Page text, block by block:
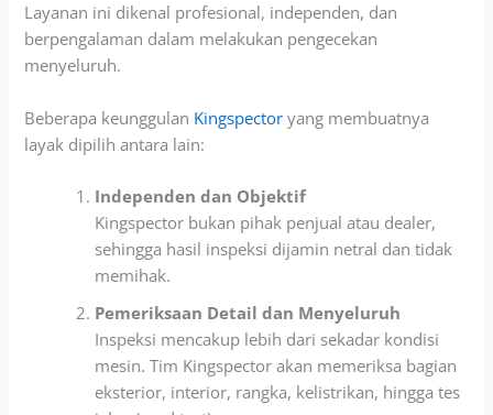
Layanan ini dikenal profesional, independen, dan
berpengalaman dalam melakukan pengecekan
menyeluruh.
Beberapa keunggulan Kingspector yang membuatnya
layak dipilih antara lain:
Independen dan Objektif
Kingspector bukan pihak penjual atau dealer,
sehingga hasil inspeksi dijamin netral dan tidak
memihak.
Pemeriksaan Detail dan Menyeluruh
Inspeksi mencakup lebih dari sekadar kondisi
mesin. Tim Kingspector akan memeriksa bagian
eksterior, interior, rangka, kelistrikan, hingga tes